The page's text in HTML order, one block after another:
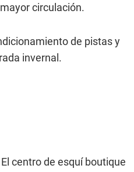
circulación.
de pistas y
invernal.
centro de esquí boutique